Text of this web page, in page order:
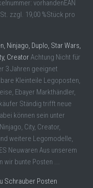
vorhandenEAN
zzgl. 19,00 %Stück pro
Ninjago, Duplo, Star Wars,
CreatorAchtung Nicht für
3 Jahren geeignet
Kleinteile Legoposten,
Ebayer Markthändler,
Ständig trifft neue
können sein unter
City, Creator,
weitere Legomodelle,
Neuwaren Aus unserem
wir bunte Posten ...
Schrauber Posten